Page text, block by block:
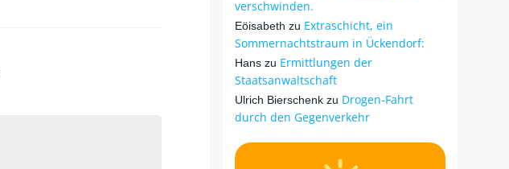
verschwinden.
Eöisabeth zu Extraschicht, ein
Sommernachtstraum in Ückendorf:
Hans zu Ermittlungen der
Staatsanwaltschaft
Ulrich Bierschenk zu Drogen-Fahrt
durch den Gegenverkehr